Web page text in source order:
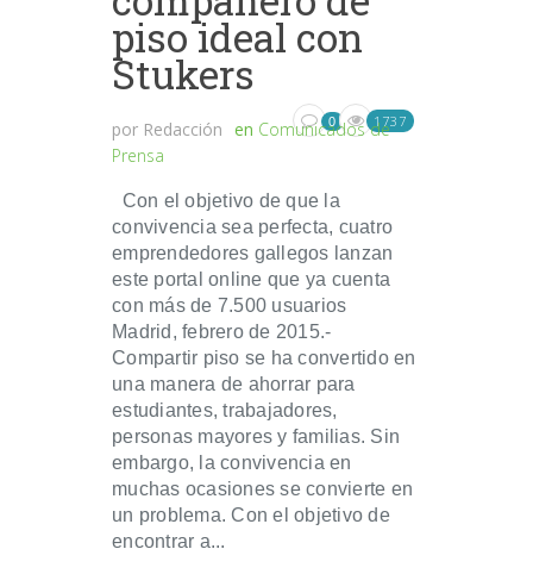
piso ideal con
Stukers
por Redacción en Comunicados de
Prensa
0 1737
Con el objetivo de que la
convivencia sea perfecta, cuatro
emprendedores gallegos lanzan
este portal online que ya cuenta
con más de 7.500 usuarios
Madrid, febrero de 2015.-
Compartir piso se ha convertido en
una manera de ahorrar para
estudiantes, trabajadores,
personas mayores y familias. Sin
embargo, la convivencia en
muchas ocasiones se convierte en
un problema. Con el objetivo de
encontrar a...